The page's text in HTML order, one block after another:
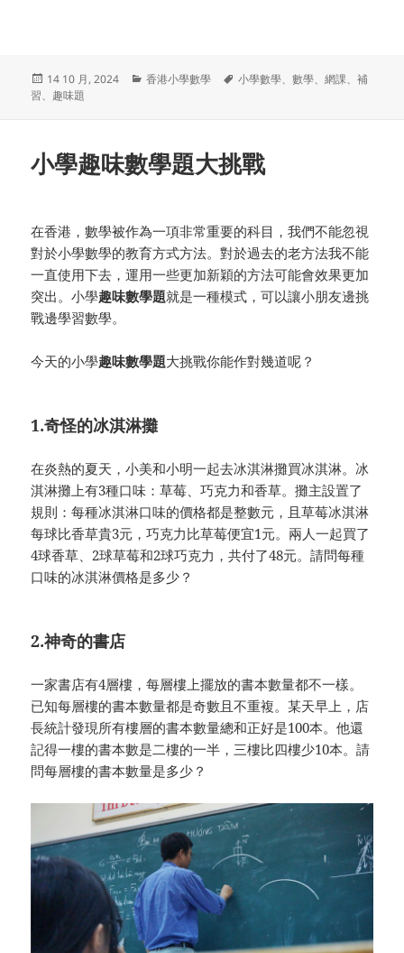
发
布
14 10 月, 2024
分
香港小學數學
标
小學數學、數學、網課、補
習、 趣味題
小學趣味數學題大挑戰
在香港，數學被作為一項非常重要的科目，我們不能忽視
對於小學數學的教育方式方法。對於過去的老方法我不能
一直使用下去，運用一些更加新穎的方法可能會效果更加
突出。小學趣味數學題就是一種模式，可以讓小朋友邊挑
戰邊學習數學。
今天的小學趣味數學題大挑戰你能作對幾道呢？
1.奇怪的冰淇淋攤
在炎熱的夏天，小美和小明一起去冰淇淋攤買冰淇淋。冰
淇淋攤上有3種口味：草莓、巧克力和香草。攤主設置了
規則：每種冰淇淋口味的價格都是整數元，且草莓冰淇淋
每球比香草貴3元，巧克力比草莓便宜1元。兩人一起買了
4球香草、2球草莓和2球巧克力，共付了48元。請問每種
口味的冰淇淋價格是多少？
2.神奇的書店
一家書店有4層樓，每層樓上擺放的書本數量都不一樣。
已知每層樓的書本數量都是奇數且不重複。某天早上，店
長統計發現所有樓層的書本數量總和正好是100本。他還
記得一樓的書本數是二樓的一半，三樓比四樓少10本。請
問每層樓的書本數量是多少？